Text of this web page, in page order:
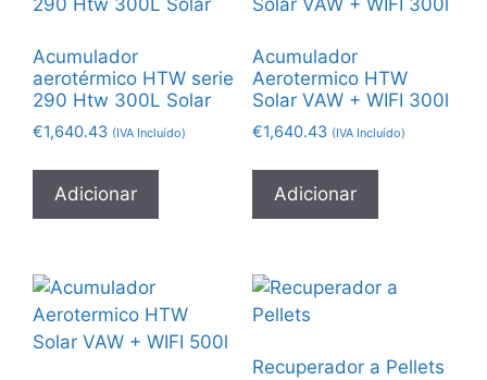
Acumulador
aerotérmico HTW serie
290 Htw 300L Solar
€1,640.43 (IVA Incluído)
Adicionar
Acumulador
Aerotermico HTW
Solar VAW + WIFI 300l
€1,640.43 (IVA Incluído)
Adicionar
Recuperador a Pellets